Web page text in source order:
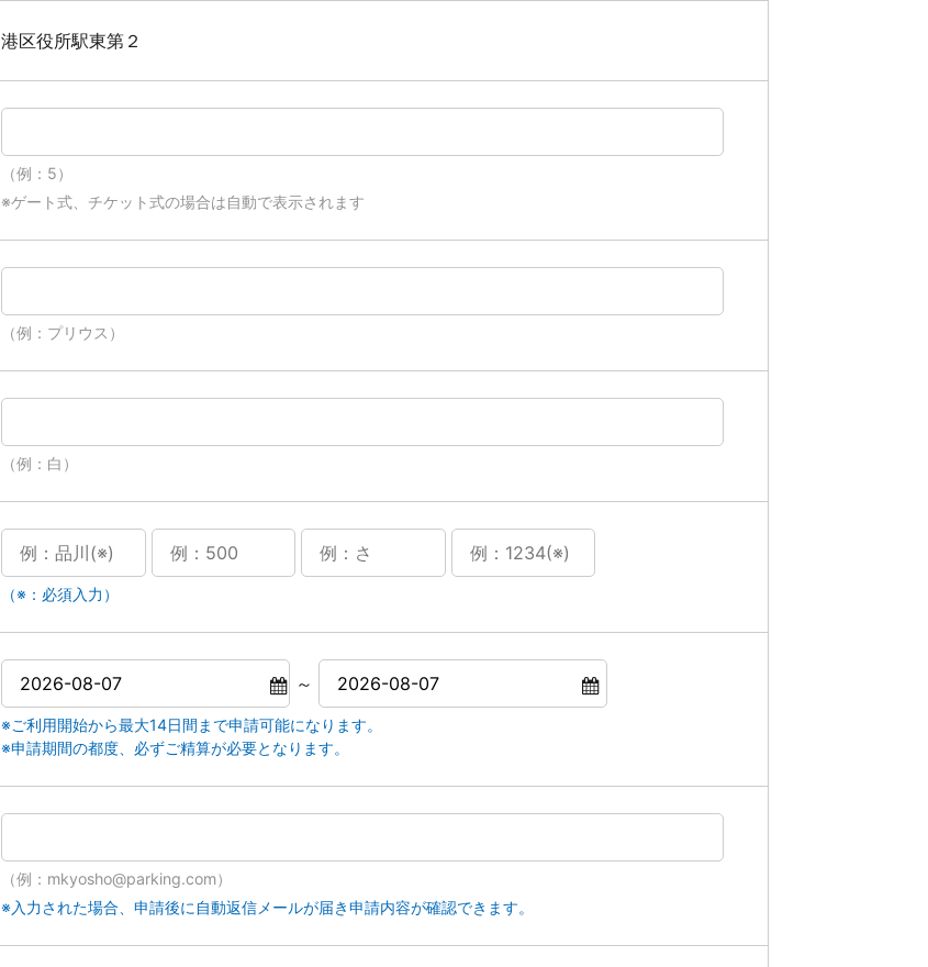
港区役所駅東第２
（例：5）
※ゲート式、チケット式の場合は自動で表示されます
（例：プリウス）
（例：白）
（※：必須入力）
～
※ご利用開始から最大14日間まで申請可能になります。
※申請期間の都度、必ずご精算が必要となります。
（例：mkyosho@parking.com）
※入力された場合、申請後に自動返信メールが届き申請内容が確認できます。